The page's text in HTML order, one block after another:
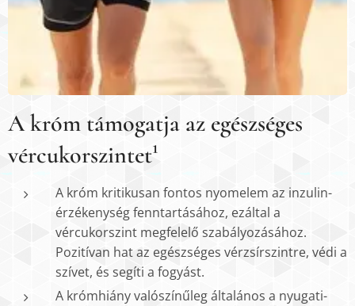
A króm támogatja az egészséges
vércukorszintet¹
A króm kritikusan fontos nyomelem az inzulin-
érzékenység fenntartásához, ezáltal a
vércukorszint megfelelő szabályozásához.
Pozitívan hat az egészséges vérzsírszintre, védi a
szívet, és segíti a fogyást.
A krómhiány valószínűleg általános a nyugati-